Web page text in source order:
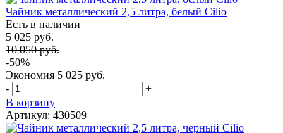
Чайник металлический 2,5 литра, белый Cilio
Есть в наличии
5 025 руб.
10 050 руб.
-50%
Экономия 5 025 руб.
-
+
В корзину
Артикул: 430509